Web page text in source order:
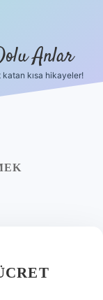
Anlar
katan kısa hikayeler!